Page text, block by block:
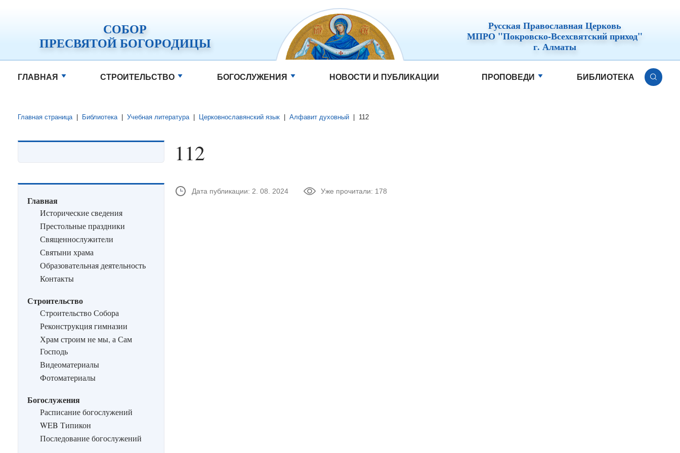
СОБОР
ПРЕСВЯТОЙ БОГОРОДИЦЫ
Русская Православная Церковь
МПРО "Покровско-Всехсвятский приход"
г. Алматы
ГЛАВНАЯ СТРОИТЕЛЬСТВО БОГОСЛУЖЕНИЯ НОВОСТИ И ПУБЛИКАЦИИ ПРОПОВЕДИ БИБЛИОТЕКА
Главная страница | Библиотека | Учебная литература | Церковнославянский язык | Алфавит духовный | 112
Главная
Исторические сведения
Престольные праздники
Священнослужители
Святыни храма
Образовательная деятельность
Контакты
Строительство
Строительство Собора
Реконструкция гимназии
Храм строим не мы, а Сам
Господь
Видеоматериалы
Фотоматериалы
Богослужения
Расписание богослужений
WEB Типикон
Последование богослужений
112
Дата публикации: 2. 08. 2024 Уже прочитали: 178